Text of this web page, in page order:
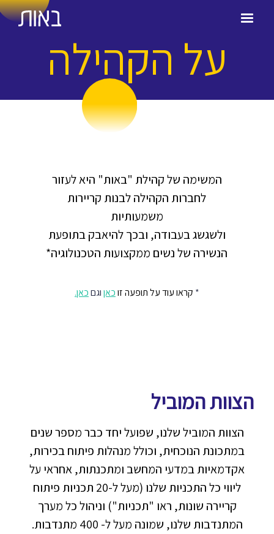
על הקהילה
המשימה של קהילת "באות" היא לעזור
לחברות הקהילה לבנות קריירות
משמעותיות
ולשגשג בעבודה, ובכך להיאבק בתופעת
הנשירה של נשים ממקצועות הטכנולוגיה*
* קראו עוד על תופעה זוכאןוגםכאן.
הצוות המוביל
הצוות המוביל שלנו, שפועל יחד כבר מספר שנים
במתכונת הנוכחית, וכולל מנהלות פיתוח בכירות,
אקדמאיות במדעי המחשב ומתכנתות, אחראי על
ליווי כל התכניות שלנו (מעל ל-20 תכניות פיתוח
קריירה שונות, ראו "תכניות") וניהול כל מערך
המתנדבות שלנו, שמונה מעל ל- 400 מתנדבות.